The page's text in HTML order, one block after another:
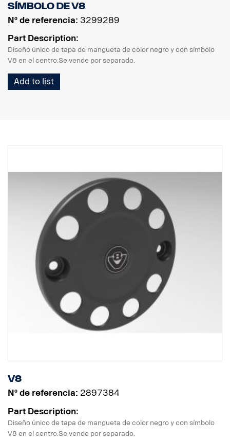
Símbolo de V8
Nº de referencia: 3299289
Part Description:
Diseño único de tapa de mangueta de color negro y con símbolo
V8 en el centro.Se vende por separado.
Add to list
V8
Nº de referencia: 2897384
Part Description:
Diseño único de tapa de mangueta de color negro y con símbolo
V8 en el centro.Se vende por separado.